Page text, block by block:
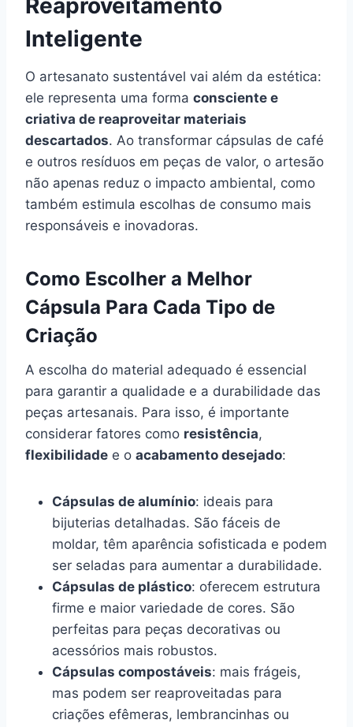
Reaproveitamento
Inteligente
O artesanato sustentável vai além da estética:
ele representa uma forma consciente e
criativa de reaproveitar materiais
descartados. Ao transformar cápsulas de café
e outros resíduos em peças de valor, o artesão
não apenas reduz o impacto ambiental, como
também estimula escolhas de consumo mais
responsáveis e inovadoras.
Como Escolher a Melhor
Cápsula Para Cada Tipo de
Criação
A escolha do material adequado é essencial
para garantir a qualidade e a durabilidade das
peças artesanais. Para isso, é importante
considerar fatores como resistência,
flexibilidade e o acabamento desejado:
Cápsulas de alumínio: ideais para
bijuterias detalhadas. São fáceis de
moldar, têm aparência sofisticada e podem
ser seladas para aumentar a durabilidade.
Cápsulas de plástico: oferecem estrutura
firme e maior variedade de cores. São
perfeitas para peças decorativas ou
acessórios mais robustos.
Cápsulas compostáveis: mais frágeis,
mas podem ser reaproveitadas para
criações efêmeras, lembrancinhas ou